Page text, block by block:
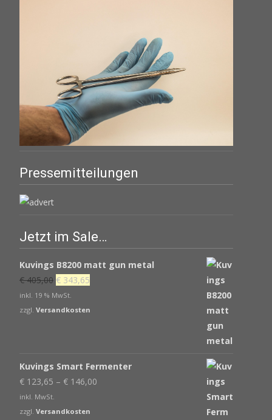
Pressemitteilungen
Jetzt im Sale…
Kuvings B8200 matt gun metal
€405,00 Ursprünglicher
Preis
war:
€ 343,65
ist:
inkl. 19 % MwSt.
zzgl. Versandkosten
Kuvings Smart Fermenter
€ 123,65 – € 146,00
inkl. MwSt.
zzgl. Versandkosten